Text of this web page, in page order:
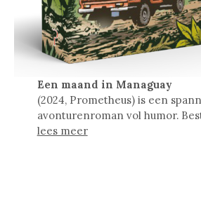
Een maand in Managuay
(2024, Prometheus) is een
avonturenroman vol humor.
lees meer